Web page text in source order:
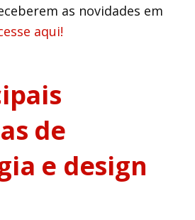
as novidades em
aqui!
de
e design